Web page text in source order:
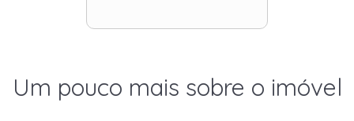
Um pouco mais sobre o imóvel